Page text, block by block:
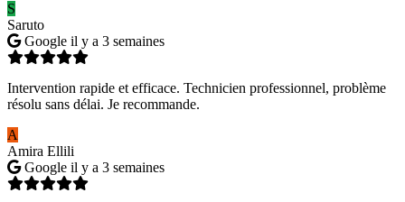
S
Saruto
Google il y a 3 semaines
Intervention rapide et efficace. Technicien professionnel, problème
résolu sans délai. Je recommande.
A
Amira Ellili
Google il y a 3 semaines